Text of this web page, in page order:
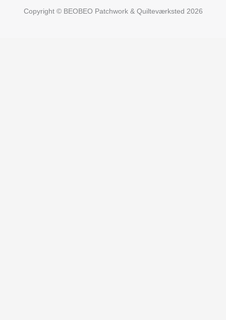
Copyright © BEOBEO Patchwork & Quilteværksted 2026